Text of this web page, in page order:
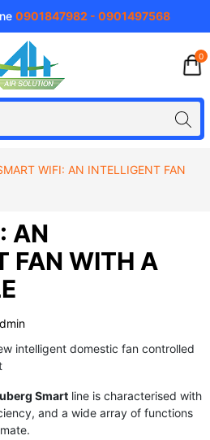
0901847982 - 0901497568
0
WIFI: AN INTELLIGENT FAN
AN
FAN WITH A
intelligent domestic fan controlled
Smartline is characterised with
and a wide array of functions